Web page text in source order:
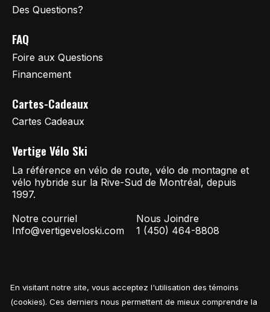
Des Questions?
FAQ
Foire aux Questions
Financement
Cartes-Cadeaux
Cartes Cadeaux
Vertige Vélo Ski
La référence en vélo de route, vélo de montagne et
vélo hybride sur la Rive-Sud de Montréal, depuis
1997.
Notre courriel
Info@vertigeveloski.com
Nous Joindre
1 (450) 464-8808
© Copyright 2026 Vertige Vélo Ski Fil RSS
En visitant notre site, vous acceptez l'utilisation des témoins
(cookies). Ces derniers nous permettent de mieux comprendre la